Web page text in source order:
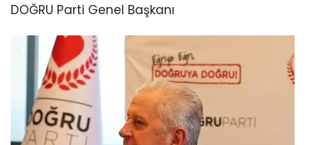
DOĞRU Parti Genel Başkanı